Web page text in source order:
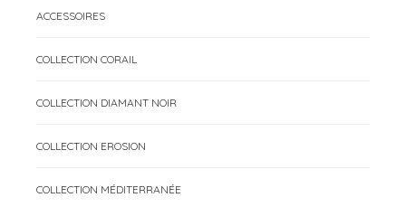
ACCESSOIRES
COLLECTION CORAIL
COLLECTION DIAMANT NOIR
COLLECTION EROSION
COLLECTION MÉDITERRANÉE